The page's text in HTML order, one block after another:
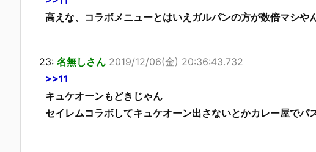
高えな、コラボメニューとはいえガルパンの方が数倍マシや
23: 名無しさん 2019/12/06(金) 20:36:43.732
>>11
キュケオーンもどきじゃん
セイレムコラボしてキュケオーン出さないとかカレー屋でパ